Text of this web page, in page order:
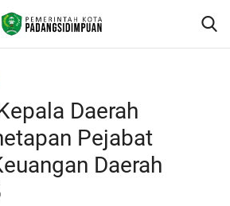
Daerah
Pejabat
Daerah